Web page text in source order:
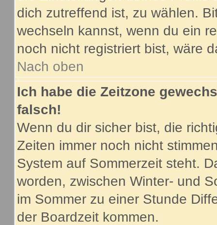
dich zutreffend ist, zu wählen.
wechseln kannst, wenn du ein
noch nicht registriert bist, wäre
Nach oben
Ich habe die Zeitzone
falsch!
Wenn du dir sicher bist, die
Zeiten immer noch nicht
System auf Sommerzeit steht.
worden, zwischen Winter- und
im Sommer zu einer Stunde
der Boardzeit kommen.